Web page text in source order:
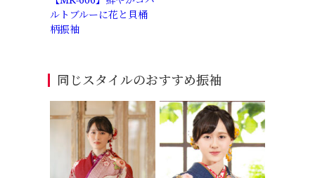
ルトブルーに花と貝桶
柄振袖
同じスタイルのおすすめ振袖